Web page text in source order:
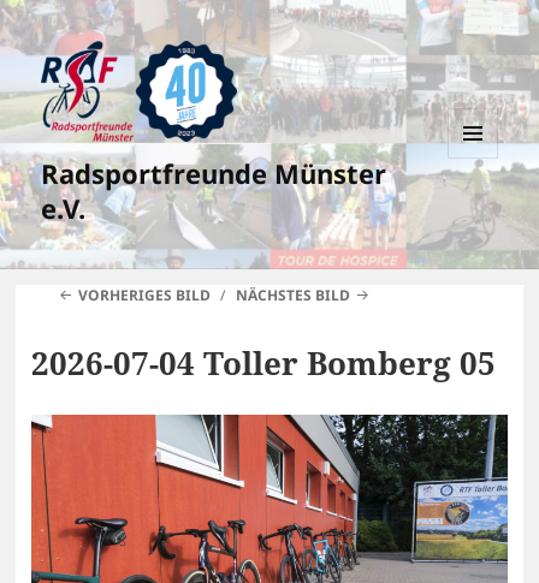
Radsportfreunde Münster
e.V.
MENÜ
UND
WIDGETS
VORHERIGES BILD NÄCHSTES BILD
2026-07-04 Toller Bomberg 05